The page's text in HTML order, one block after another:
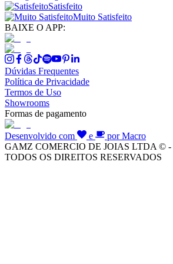
Satisfeito
Muito Satisfeito
BAIXE O APP:
Dúvidas Frequentes
Política de Privacidade
Termos de Uso
Showrooms
Formas de pagamento
Desenvolvido com e
por Macro
GAMZ COMERCIO DE JOIAS LTDA © -
TODOS OS DIREITOS RESERVADOS